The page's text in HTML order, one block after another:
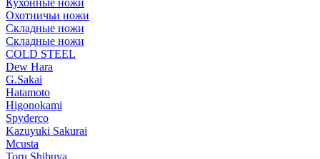
Кухонные ножи
Охотничьи ножи
Складные ножи
Складные ножи
COLD STEEL
Dew Hara
G.Sakai
Hatamoto
Higonokami
Spyderco
Kazuyuki Sakurai
Mcusta
Toru Shibuya